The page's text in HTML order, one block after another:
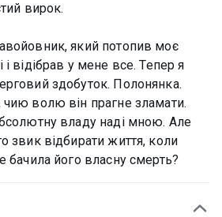
вирок.
який потопив моє
і відібрав у мене все. Тепер я
здобуток. Полонянка.
волю він прагне зламати.
владу наді мною. Але
звик відбирати життя, коли
бачила його власну смерть?